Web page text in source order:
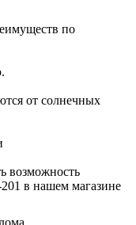
по
от солнечных
возможность
в нашем магазине